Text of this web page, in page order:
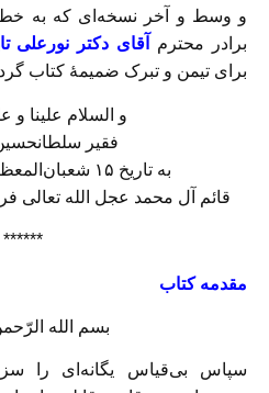
و وسط و آخر نسخه‌ای که به خط
برادر محترم
آقای دکتر نورعلی
برای تیمن و تبرک ضمیمهٔ کتاب
و السلام علینا
فقیر
به تاریخ ۱۵ شعبان‌المعظم ۱۳۹۴ عید تولد حضرت
قائم آل محمد عجل الله تعالی فرجه مطابق
******
مقدمه کتاب
بسم الله
سپاس بی‌قیاس یگانه‌ای را